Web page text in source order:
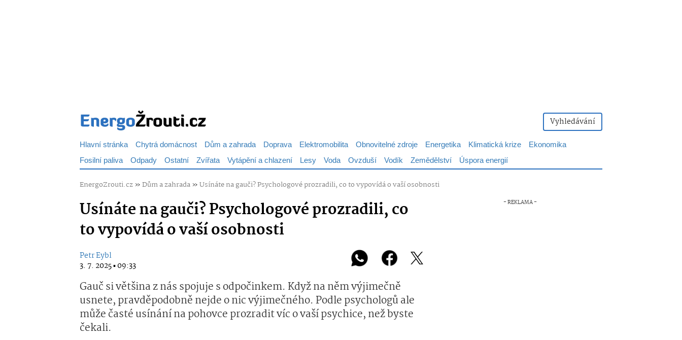
Vyhledávání
Hlavní stránka Chytrá domácnost Dům a zahrada Doprava Elektromobilita Obnovitelné zdroje Energetika Klimatická krize
Ekonomika
Fosilní paliva Odpady Ostatní Zvířata Vytápění a chlazení Lesy Voda Ovzduší Vodík Zemědělství Úspora energií
EnergoZrouti.cz»Dům a zahrada»Usínáte na gauči? Psychologové prozradili, co to vypovídá o vaší osobnosti
Usínáte na gauči? Psychologové prozradili, co
to vypovídá o vaší osobnosti
Petr Eybl
3. 7. 2025 ▪ 09:33
Gauč si většina z nás spojuje s odpočinkem. Když na něm výjimečně
usnete, pravděpodobně nejde o nic výjimečného. Podle psychologů ale
může časté usínání na pohovce prozradit víc o vaší psychice, než byste
čekali.